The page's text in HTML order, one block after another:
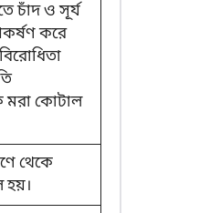
চাঁদ ও সূর্য
করে
মরা কোটাল
থেকে